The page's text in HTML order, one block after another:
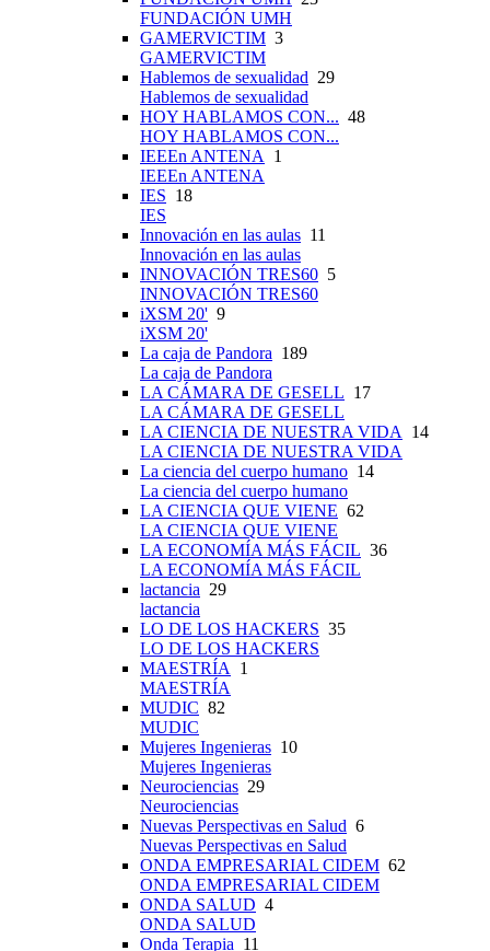
FUNDACIÓN UMH
GAMERVICTIM 3
GAMERVICTIM
Hablemos de sexualidad 29
Hablemos de sexualidad
HOY HABLAMOS CON... 48
HOY HABLAMOS CON...
IEEEn ANTENA
1
IEEEn ANTENA
IES 18
IES
Innovación en las aulas 11
Innovación en las aulas
INNOVACIÓN TRES60 5
INNOVACIÓN TRES60
iXSM 20' 9
iXSM 20'
La caja de Pandora 189
La caja de Pandora
LA CÁMARA DE GESELL 17
LA CÁMARA DE GESELL
LA CIENCIA DE NUESTRA VIDA
14
LA CIENCIA DE NUESTRA VIDA
La ciencia del cuerpo humano 14
La ciencia del cuerpo humano
LA CIENCIA QUE VIENE 62
LA CIENCIA QUE VIENE
LA ECONOMÍA MÁS FÁCIL 36
LA ECONOMÍA MÁS FÁCIL
lactancia 29
lactancia
LO DE LOS HACKERS 35
LO DE LOS HACKERS
MAESTRÍA
1
MAESTRÍA
MUDIC 82
MUDIC
Mujeres Ingenieras 10
Mujeres Ingenieras
Neurociencias 29
Neurociencias
Nuevas Perspectivas en Salud 6
Nuevas Perspectivas en Salud
ONDA EMPRESARIAL CIDEM 62
ONDA EMPRESARIAL CIDEM
ONDA SALUD 4
ONDA SALUD
Onda Terapia 11